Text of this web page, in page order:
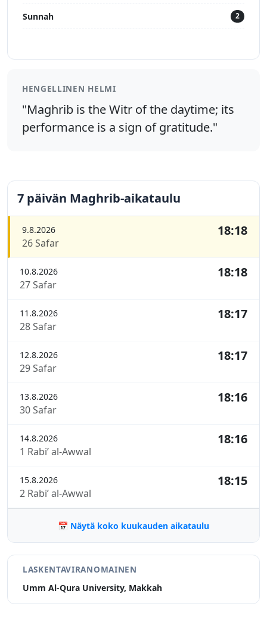
Sunnah 2
HENGELLINEN HELMI
"Maghrib is the Witr of the daytime; its
performance is a sign of gratitude."
7 päivän Maghrib-aikataulu
9.8.2026
26 Safar
18:18
10.8.2026
27 Safar
18:18
11.8.2026
28 Safar
18:17
12.8.2026
29 Safar
18:17
13.8.2026
30 Safar
18:16
14.8.2026
1 Rabi’ al-Awwal
18:16
15.8.2026
2 Rabi’ al-Awwal
18:15
📅 Näytä koko kuukauden aikataulu
LASKENTAVIRANOMAINEN
Umm Al-Qura University, Makkah